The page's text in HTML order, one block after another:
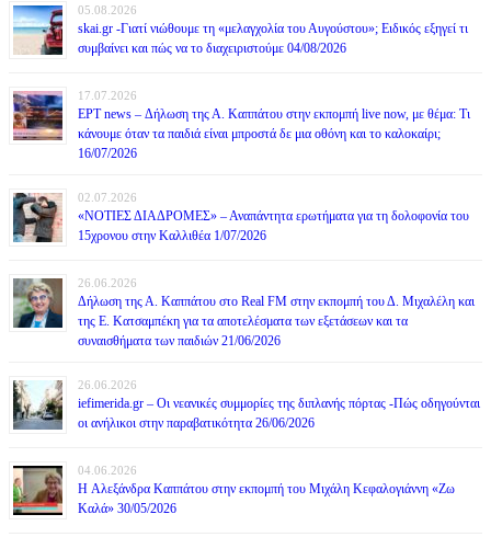
05.08.2026
skai.gr -Γιατί νιώθουμε τη «μελαγχολία του Αυγούστου»; Ειδικός εξηγεί τι
συμβαίνει και πώς να το διαχειριστούμε 04/08/2026
17.07.2026
ΕΡΤ news – Δήλωση της Α. Καππάτου στην εκπομπή live now, με θέμα: Τι
κάνουμε όταν τα παιδιά είναι μπροστά δε μια οθόνη και το καλοκαίρι;
16/07/2026
02.07.2026
«ΝΟΤΙΕΣ ΔΙΑΔΡΟΜΕΣ» – Αναπάντητα ερωτήματα για τη δολοφονία του
15χρονου στην Καλλιθέα 1/07/2026
26.06.2026
Δήλωση της Α. Καππάτου στο Real FM στην εκπομπή του Δ. Μιχαλέλη και
της Ε. Κατσαμπέκη για τα αποτελέσματα των εξετάσεων και τα
συναισθήματα των παιδιών 21/06/2026
26.06.2026
iefimerida.gr – Οι νεανικές συμμορίες της διπλανής πόρτας -Πώς οδηγούνται
οι ανήλικοι στην παραβατικότητα 26/06/2026
04.06.2026
H Αλεξάνδρα Καππάτου στην εκπομπή του Μιχάλη Κεφαλογιάννη «Ζω
Καλά» 30/05/2026